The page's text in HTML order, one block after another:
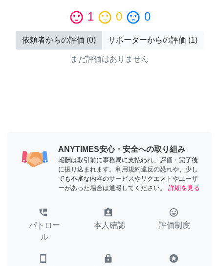
sentiment_satisfied 1 sentiment_neutral 0 sentiment_dissatisfied 0
依頼者からの評価 (0) サポーターからの評価 (1)
まだ評価はありません
ANYTIMES安心・安全への取り組み
報酬は取引前に事務局に支払われ、評価・完了後
に振り込まれます。利用規約違反の恐れや、少し
でも不審な内容のサービスやリクエストやユーザ
ーがあった場合は通報してください。
詳細を見る
perm_phone_msg
パトロー
ル
assignment_ind
本人確認
tag_faces
評価制度
smartphone lock stars